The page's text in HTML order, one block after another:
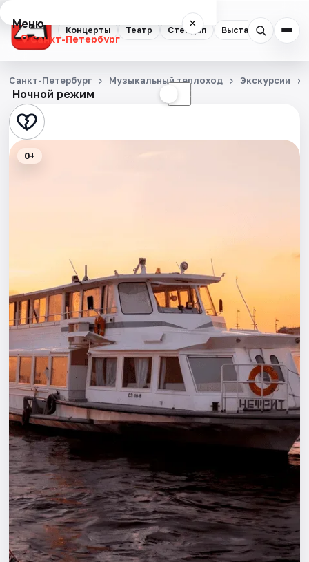
Концерты Театр Стендап Выставки
Меню ×
Санкт-Петербург
Концерты
Театр
Стендап
События
Города
Площадки
Артисты
Рейтинги
Ночной режим ☾
Санкт-Петербург Музыкальный теплоход Экскурсии
0+